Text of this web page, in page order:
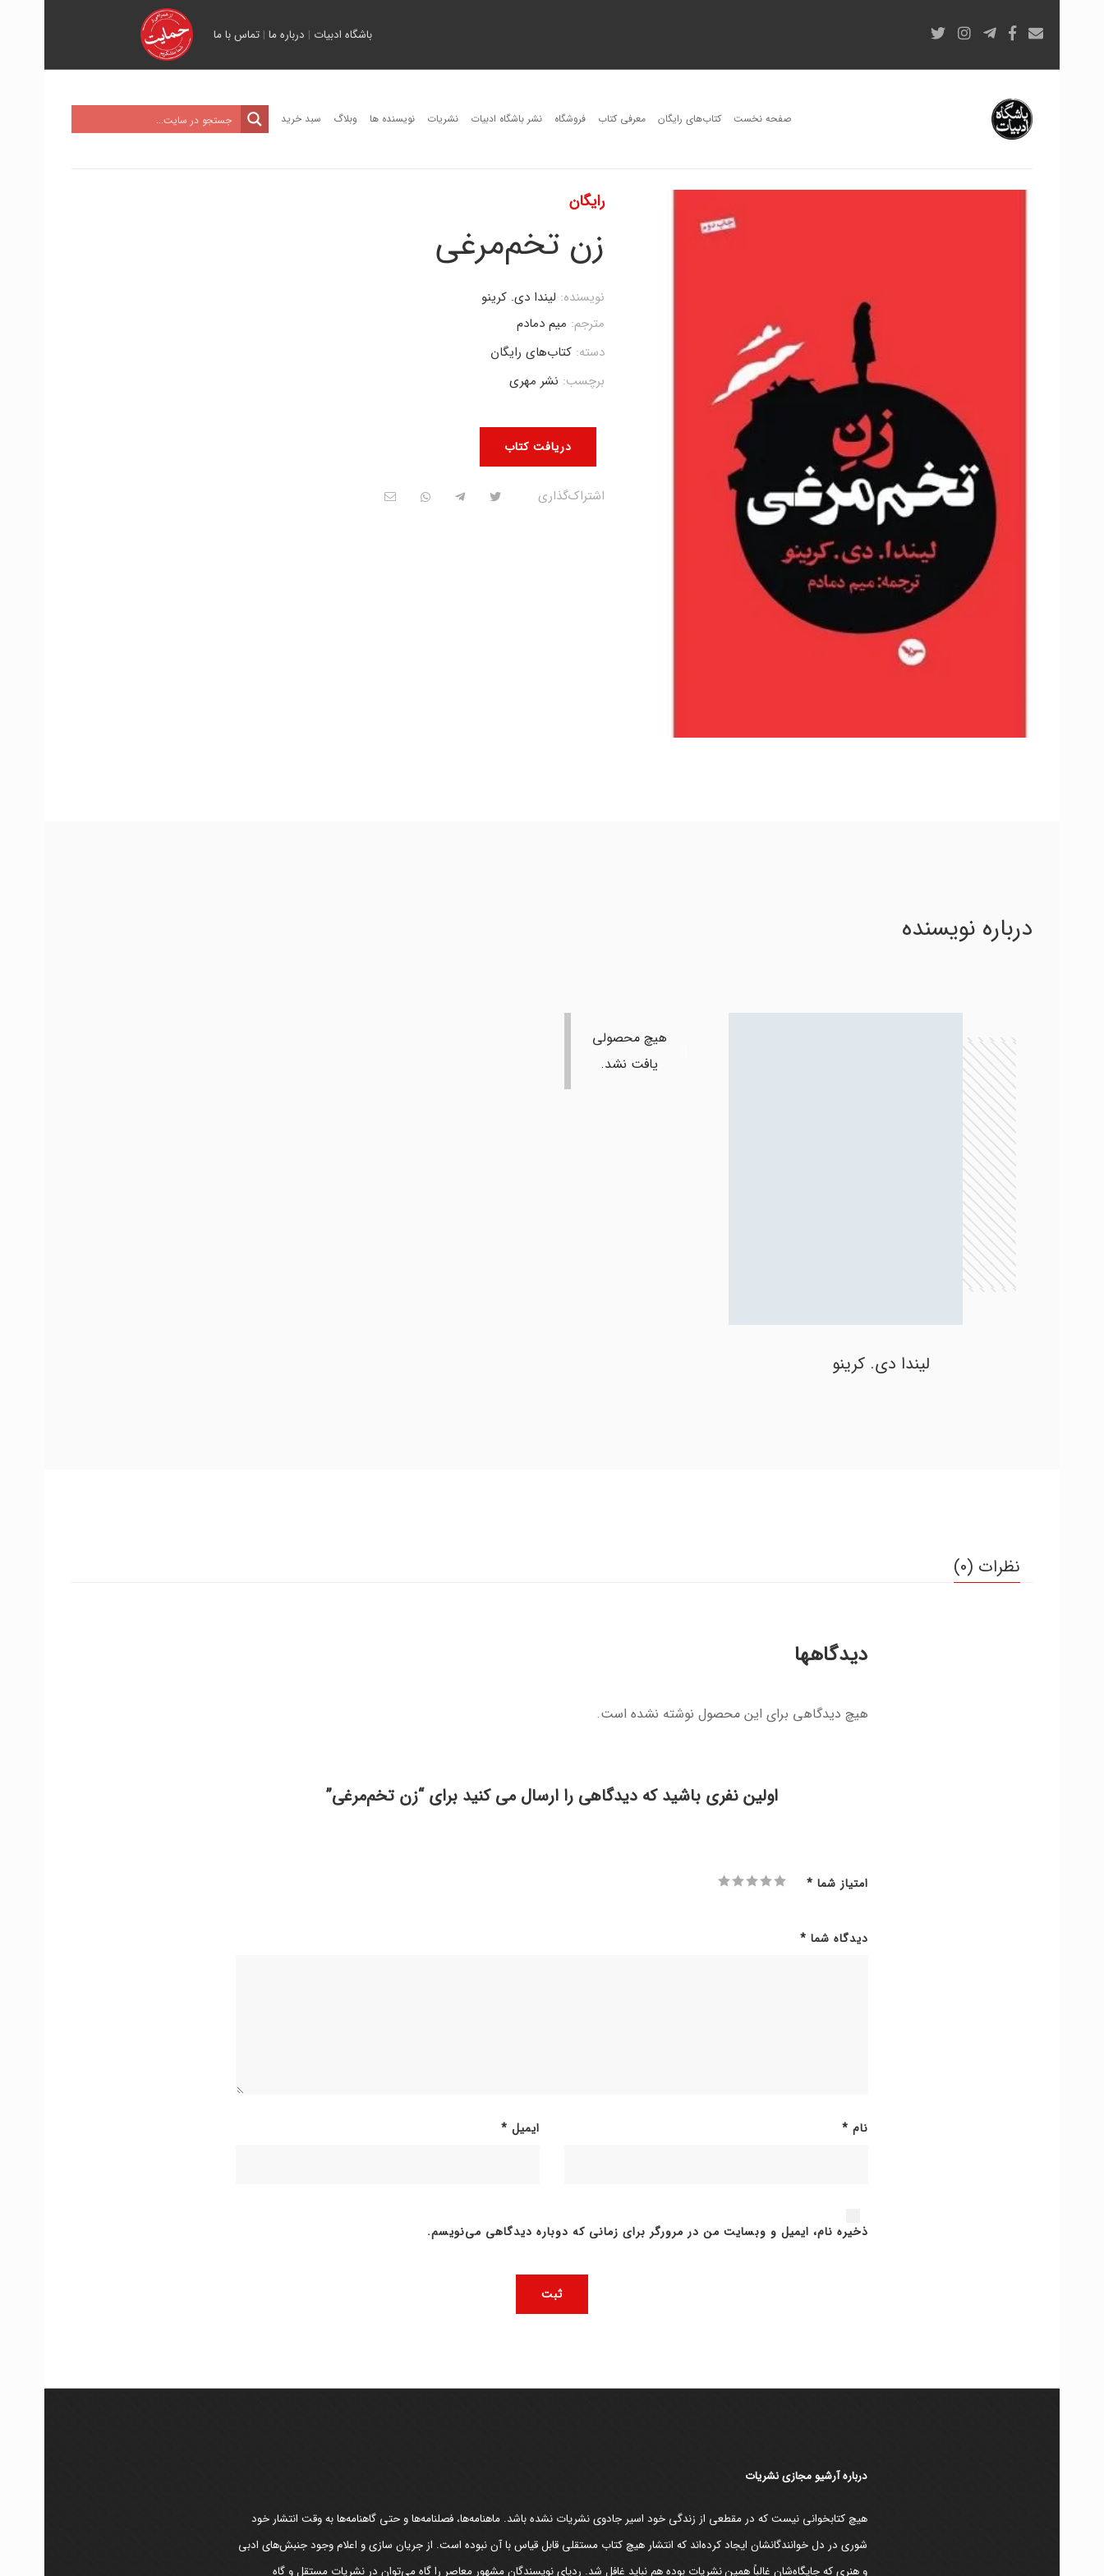
باشگاه ادبیات | درباره ما |تماس با ما
صفحه نخست کتاب‌های رایگان معرفی کتاب فروشگاه نشر باشگاه ادبیات نشریات نویسنده ها وبلاگ سبد خرید
رایگان
زن تخم‌مرغی
دریافت کتاب
نویسنده: لیندا دی. کرینو
مترجم: میم دمادم
دسته: کتاب‌های رایگان
برچسب: نشر مهری
اشتراک‌گذاری
درباره نویسنده
لیندا دی. کرینو
هیچ محصولی
یافت نشد.
نظرات (0)
دیدگاهها
هیچ دیدگاهی برای این محصول نوشته نشده است.
اولین نفری باشید که دیدگاهی را ارسال می کنید برای “زن تخم‌مرغی”
امتیاز شما *
دیدگاه شما *
نام * ایمیل *
ذخیره نام، ایمیل و وبسایت من در مرورگر برای زمانی که دوباره دیدگاهی می‌نویسم.
دربارۀ آرشیو مجازی نشریات
هیچ کتابخوانی نیست که در مقطعی از زندگی خود اسیر جادوی نشریات نشده باشد. ماهنامه‌ها، فصلنامه‌ها و حتی گاهنامه‌ها به وقت انتشار خود
شوری در دل خوانندگانشان ایجاد کرده‌اند که انتشار هیچ کتاب مستقلی قابل قیاس با آن نبوده است. از جریان سازی و اعلام وجود جنبش‌های ادبی
و هنری که جایگاه‌شان غالباً همین نشریات بوده هم نباید غافل شد. ردپای نویسندگان مشهور معاصر را گاه می‌توان در نشریات مستقل و گاه